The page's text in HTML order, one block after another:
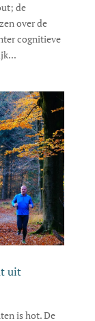
de
over de
cognitieve
uit
is hot. De